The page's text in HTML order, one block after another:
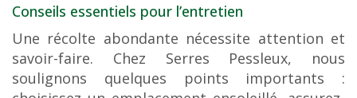
Conseils essentiels pour l’entretien
Une récolte abondante nécessite attention et
savoir-faire. Chez Serres Pessleux, nous
soulignons quelques points importants :